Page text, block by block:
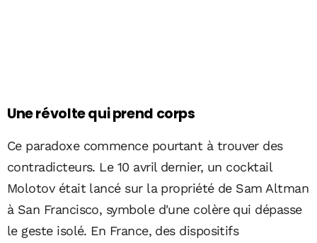
Une révolte qui prend corps
Ce paradoxe commence pourtant à trouver des
contradicteurs. Le 10 avril dernier, un cocktail
Molotov était lancé sur la propriété de Sam Altman
à San Francisco, symbole d'une colère qui dépasse
le geste isolé. En France, des dispositifs